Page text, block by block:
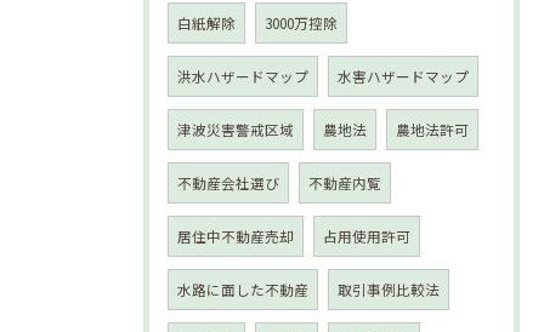
白紙解除 3000万控除
洪水ハザードマップ 水害ハザードマップ
津波災害警戒区域 農地法 農地法許可
不動産会社選び 不動産内覧
居住中不動産売却 占用使用許可
水路に面した不動産 取引事例比較法